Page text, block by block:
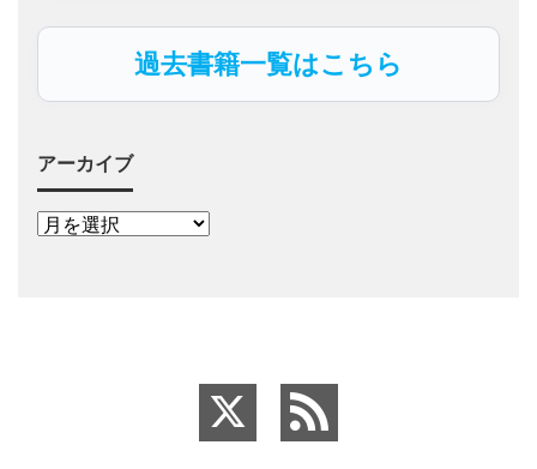
過去書籍一覧はこちら
アーカイブ